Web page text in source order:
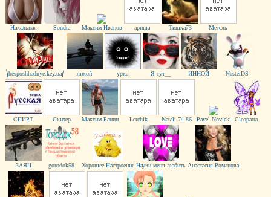
Нахальная Sondra Максим Иванов ариша Тишка73 Метель
⎞besposhhadnye.key.ua⎛ лихой урка Я тут__ ИННОЙ NеstеrDS
CПИPТ Скитер Максим Банин Lerchik Natali-74-86 Pavel Novicki Cleopatra
3AЯЦ gorodok58 Хорошее Настроение Научи меня любить Анастасия Романова